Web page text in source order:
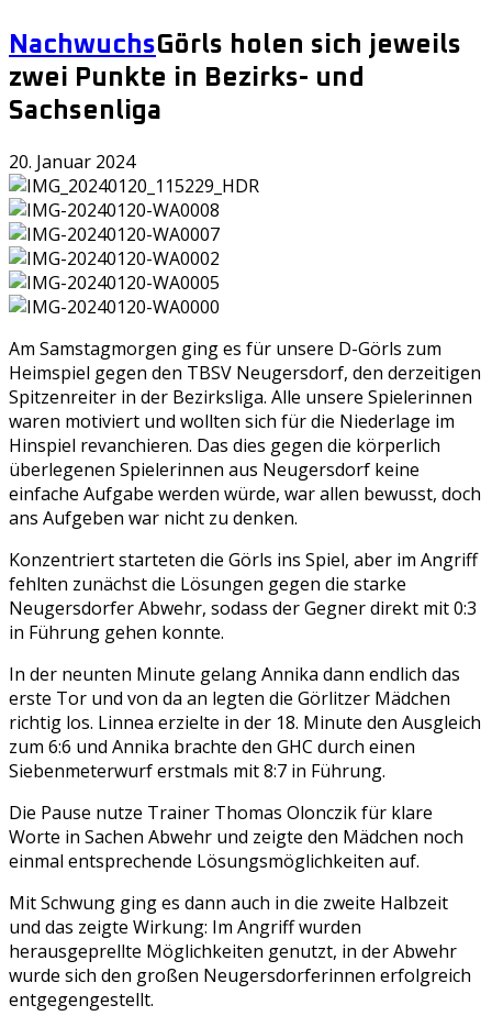
NachwuchsGörls holen sich jeweils
zwei Punkte in Bezirks- und
Sachsenliga
20. Januar 2024
Am Samstagmorgen ging es für unsere D-Görls zum
Heimspiel gegen den TBSV Neugersdorf, den derzeitigen
Spitzenreiter in der Bezirksliga. Alle unsere Spielerinnen
waren motiviert und wollten sich für die Niederlage im
Hinspiel revanchieren. Das dies gegen die körperlich
überlegenen Spielerinnen aus Neugersdorf keine
einfache Aufgabe werden würde, war allen bewusst, doch
ans Aufgeben war nicht zu denken.
Konzentriert starteten die Görls ins Spiel, aber im Angriff
fehlten zunächst die Lösungen gegen die starke
Neugersdorfer Abwehr, sodass der Gegner direkt mit 0:3
in Führung gehen konnte.
In der neunten Minute gelang Annika dann endlich das
erste Tor und von da an legten die Görlitzer Mädchen
richtig los. Linnea erzielte in der 18. Minute den Ausgleich
zum 6:6 und Annika brachte den GHC durch einen
Siebenmeterwurf erstmals mit 8:7 in Führung.
Die Pause nutze Trainer Thomas Olonczik für klare
Worte in Sachen Abwehr und zeigte den Mädchen noch
einmal entsprechende Lösungsmöglichkeiten auf.
Mit Schwung ging es dann auch in die zweite Halbzeit
und das zeigte Wirkung: Im Angriff wurden
herausgeprellte Möglichkeiten genutzt, in der Abwehr
wurde sich den großen Neugersdorferinnen erfolgreich
entgegengestellt.